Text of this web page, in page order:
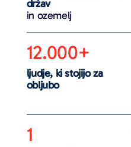
držav
in ozemelj
12.000+
ljudje, ki stojijo za
obljubo
1